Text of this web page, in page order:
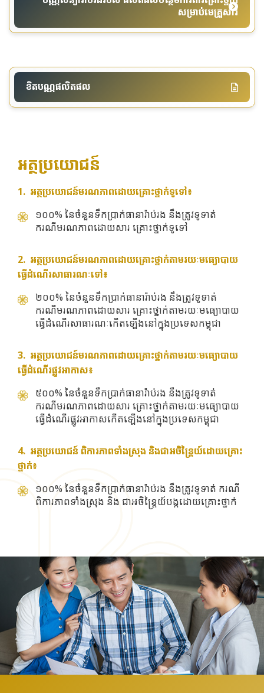
សម្រាប់មេគ្រួសារ
ខិតបណ្ណផលិតផល
អត្ថប្រយោជន៍
1. អត្ថប្រយោជន៍មរណភាពដោយគ្រោះថ្នាក់ទូទៅ៖
១០០% នៃចំនួនទឹកប្រាក់ធានារ៉ាប់រង នឹងត្រូវទូទាត់
ករណីមរណភាពដោយសារ គ្រោះថ្នាក់ទូទៅ
2. អត្ថប្រយោជន៍មរណភាពដោយគ្រោះថ្នាក់តាមរយៈមធ្យោបាយ
ធ្វើដំណើរសាធារណៈទៅ៖
២០០% នៃចំនួនទឹកប្រាក់ធានារ៉ាប់រង នឹងត្រូវទូទាត់
ករណីមរណភាពដោយសារ គ្រោះថ្នាក់តាមរយៈមធ្យោបាយ
ធ្វើដំណើរសាធារណៈកើតឡើងនៅក្នុងប្រទេសកម្ពុជា
3. អត្ថប្រយោជន៍មរណភាពដោយគ្រោះថ្នាក់តាមរយៈមធ្យោបាយ
ធ្វើដំណើរផ្លូវអាកាស៖
៥០០% នៃចំនួនទឹកប្រាក់ធានារ៉ាប់រង នឹងត្រូវទូទាត់
ករណីមរណភាពដោយសារ គ្រោះថ្នាក់តាមរយៈមធ្យោបាយ
ធ្វើដំណើរផ្លូវអាកាសកើតឡើងនៅក្នុងប្រទេសកម្ពុជា
4. អត្ថប្រយោជន៍ ពិការភាពទាំងស្រុង និងជាអចិន្ត្រៃយ៍ដោយគ្រោះ
ថ្នាក់៖
១០០% នៃចំនួនទឹកប្រាក់ធានារ៉ាប់រង នឹងត្រូវទូទាត់ ករណី
ពិការភាពទាំងស្រុង និង ជាអចិន្ត្រៃយ៍បង្កដោយគ្រោះថ្នាក់